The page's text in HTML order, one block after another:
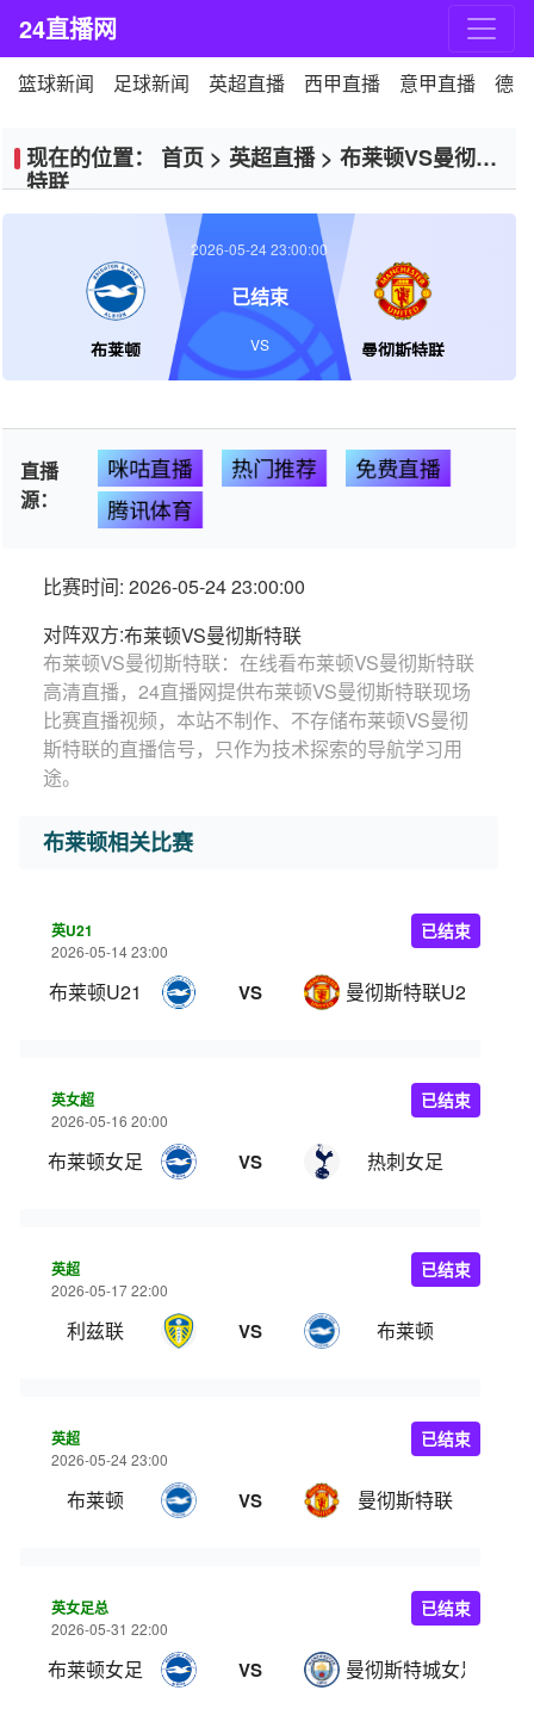
24直播网
篮球新闻 足球新闻 英超直播 西甲直播 意甲直播 德
现在的位置： 首页 > 英超直播> 布莱顿VS曼彻斯
特联
布莱顿 曼彻斯特联
2026-05-24 23:00:00
已结束
VS
直播
源：
咪咕直播 热门推荐
免费直播
腾讯体育
比赛时间: 2026-05-24 23:00:00
对阵双方:布莱顿VS曼彻斯特联
布莱顿VS曼彻斯特联：在线看布莱顿VS曼彻斯特联
高清直播，24直播网提供布莱顿VS曼彻斯特联现场
比赛直播视频，本站不制作、不存储布莱顿VS曼彻
斯特联的直播信号，只作为技术探索的导航学习用
途。
布莱顿相关比赛
英U21
2026-05-14 23:00
布莱顿U21 VS 曼彻斯特联U21
已结束
英女超
2026-05-16 20:00
布莱顿女足 VS 热刺女足
已结束
英超
2026-05-17 22:00
利兹联 VS 布莱顿
已结束
英超
2026-05-24 23:00
布莱顿 VS 曼彻斯特联
已结束
英女足总
2026-05-31 22:00
布莱顿女足 VS 曼彻斯特城女足
已结束